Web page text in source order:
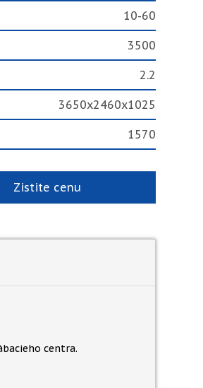
10-60
3500
2.2
3650x2460x1025
1570
Zistite cenu
centra.